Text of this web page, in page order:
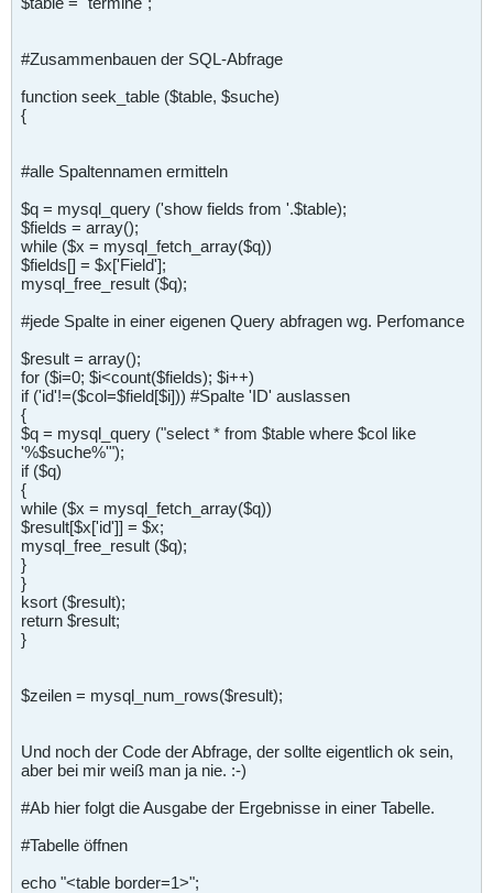
#Zusammenbauen der SQL-Abfrage
function seek_table ($table, $suche)
{
#alle Spaltennamen ermitteln
$q = mysql_query ('show fields from '.$table);
$fields = array();
while ($x = mysql_fetch_array($q))
$fields[] = $x['Field'];
mysql_free_result ($q);
#jede Spalte in einer eigenen Query abfragen wg. Perfomance
$result = array();
for ($i=0; $i<count($fields); $i++)
if ('id'!=($col=$field[$i])) #Spalte 'ID' auslassen
{
$q = mysql_query ("select * from $table where $col like
'%$suche%'");
if ($q)
{
while ($x = mysql_fetch_array($q))
$result[$x['id']] = $x;
mysql_free_result ($q);
}
}
ksort ($result);
return $result;
}
$zeilen = mysql_num_rows($result);
Und noch der Code der Abfrage, der sollte eigentlich ok sein,
aber bei mir weiß man ja nie. :-)
#Ab hier folgt die Ausgabe der Ergebnisse in einer Tabelle.
#Tabelle öffnen
echo "<table border=1>";